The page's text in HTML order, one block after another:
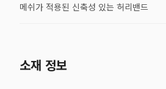
메쉬가 적용된 신축성 있는 허리밴드
소재 정보